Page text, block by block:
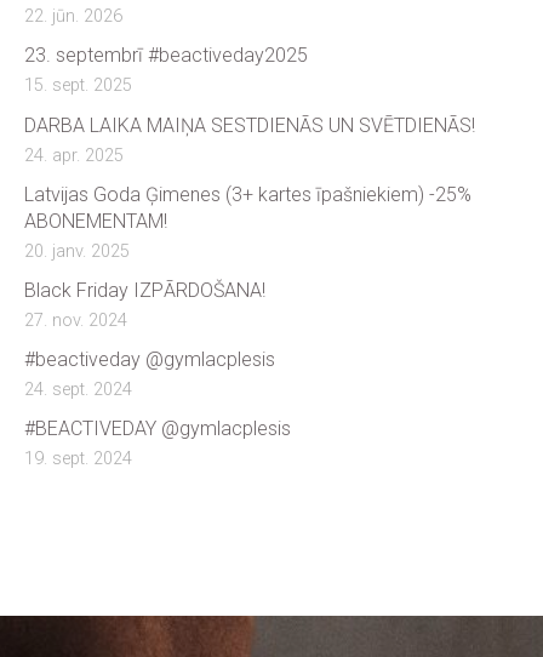
22. jūn. 2026
23. septembrī #beactiveday2025
15. sept. 2025
DARBA LAIKA MAIŅA SESTDIENĀS UN SVĒTDIENĀS!
24. apr. 2025
Latvijas Goda Ģimenes (3+ kartes īpašniekiem) -25%
ABONEMENTAM!
20. janv. 2025
Black Friday IZPĀRDOŠANA!
27. nov. 2024
#beactiveday @gymlacplesis
24. sept. 2024
#BEACTIVEDAY @gymlacplesis
19. sept. 2024